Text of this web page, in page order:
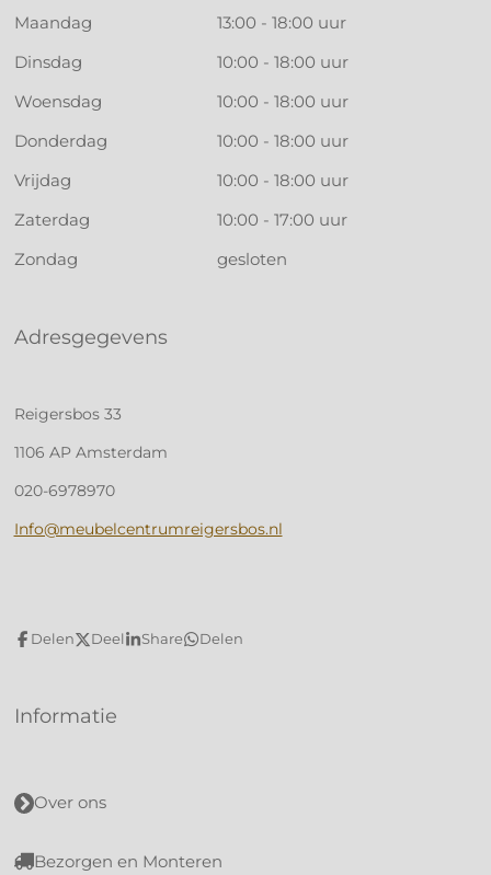
Maandag
13:00 - 18:00 uur
Dinsdag
10:00 - 18:00 uur
Woensdag
10:00 - 18:00 uur
Donderdag
10:00 - 18:00 uur
Vrijdag
10:00 - 18:00 uur
Zaterdag
10:00 - 17:00 uur
Zondag
gesloten
Adresgegevens
Reigersbos 33
1106 AP Amsterdam
020-6978970
Info@meubelcentrumreigersbos.nl
Delen Deel Share Delen
Informatie
Over ons
Bezorgen en Monteren